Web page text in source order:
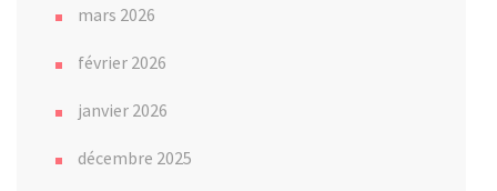
mars 2026
février 2026
janvier 2026
décembre 2025